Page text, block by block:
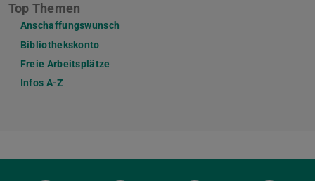
Top Themen
Anschaffungswunsch
Bibliothekskonto
Freie Arbeitsplätze
Infos A-Z